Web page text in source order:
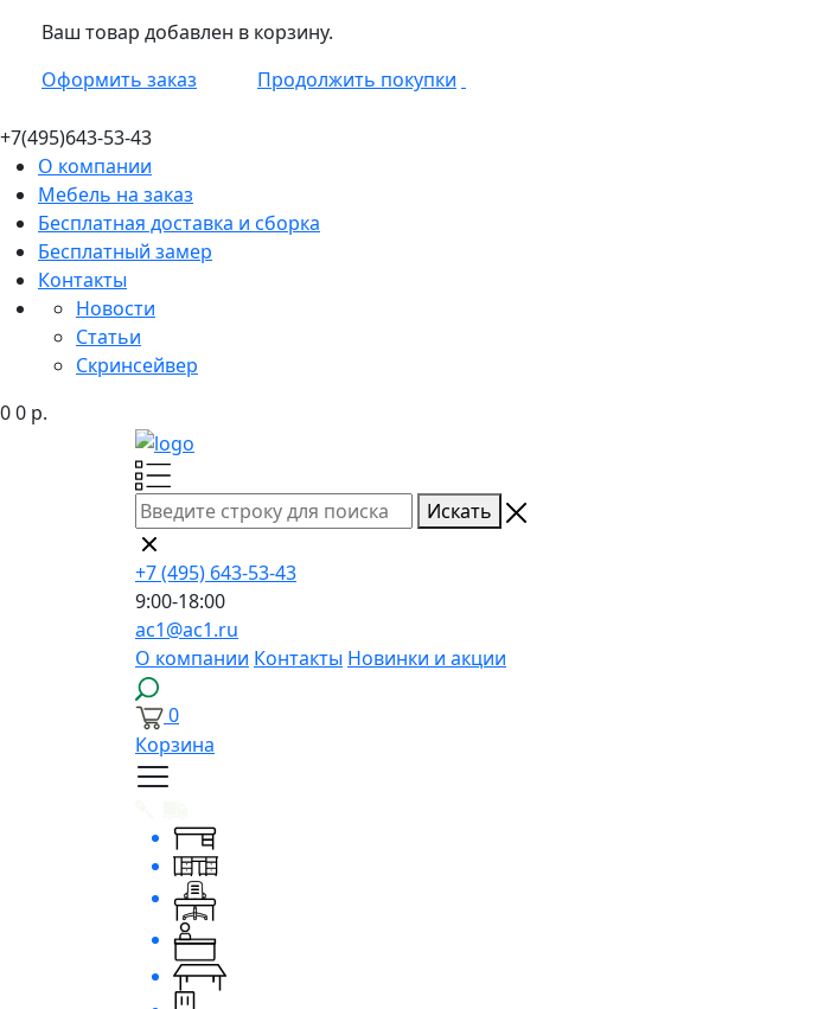
Ваш товар добавлен в корзину.
Оформить заказ
Продолжить покупки
+7(495)643-53-43
О компании
Мебель на заказ
Бесплатная доставка и сборка
Бесплатный замер
Контакты
Новости
Статьи
Скринсейвер
00 р.
Искать
+7 (495) 643-53-43
9:00-18:00
ac1@ac1.ru
О компании Контакты Новинки и акции
0
Корзина